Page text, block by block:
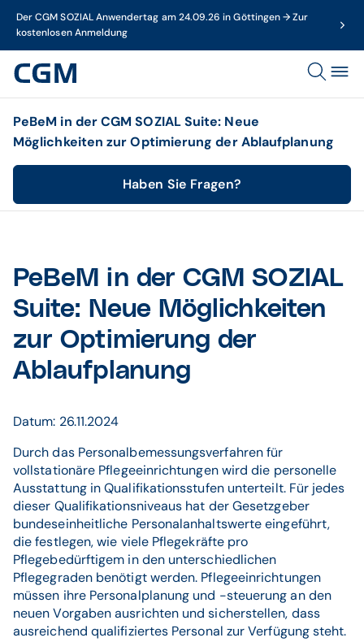
Der CGM SOZIAL Anwendertag am 24.09.26 in Göttingen → Zur
kostenlosen Anmeldung
PeBeM in der CGM SOZIAL Suite: Neue
Möglichkeiten zur Optimierung der Ablaufplanung
Haben Sie Fragen?
PeBeM in der CGM SOZIAL
Suite: Neue Möglichkeiten
zur Optimierung der
Ablaufplanung
Datum: 26.11.2024
Durch das Personalbemessungsverfahren für
vollstationäre Pflegeeinrichtungen wird die personelle
Ausstattung in Qualifikationsstufen unterteilt. Für jedes
dieser Qualifikationsniveaus hat der Gesetzgeber
bundeseinheitliche Personalanhaltswerte eingeführt,
die festlegen, wie viele Pflegekräfte pro
Pflegebedürftigem in den unterschiedlichen
Pflegegraden benötigt werden. Pflegeeinrichtungen
müssen ihre Personalplanung und -steuerung an den
neuen Vorgaben ausrichten und sicherstellen, dass
ausreichend qualifiziertes Personal zur Verfügung steht.